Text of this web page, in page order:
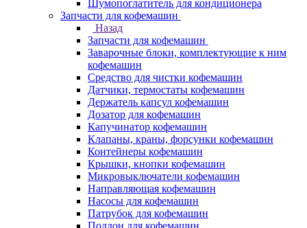
Шумопоглатитель для кондиционера
Запчасти для кофемашин
Назад
Запчасти для кофемашин
Заварочные блоки, комплектующие к ним
кофемашин
Средство для чистки кофемашин
Датчики, термостаты кофемашин
Держатель капсул кофемашин
Дозатор для кофемашин
Капучинатор кофемашин
Клапаны, краны, форсунки кофемашин
Контейнеры кофемашин
Крышки, кнопки кофемашин
Микровыключатели кофемашин
Направляющая кофемашин
Насосы для кофемашин
Патрубок для кофемашин
Поддон для кофемашин